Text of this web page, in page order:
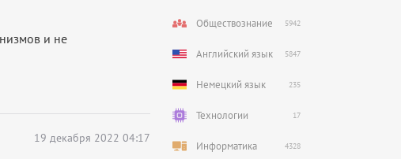
и не
19 декабря 2022 04:17
Обществознание 5942
Английский язык 5847
Немецкий язык 235
Технологии 17
Информатика 4328